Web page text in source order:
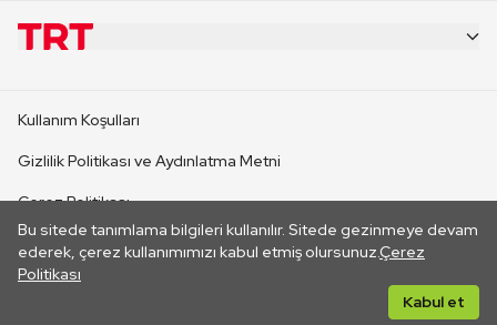
Bu sitede tanımlama bilgileri kullanılır. Sitede gezinmeye devam
ederek, çerez kullanımımızı kabul etmiş olursunuz.Çerez
Politikası
Kabul et
CANLI YAYINLAR
Kullanım Koşulları
Gizlilik Politikası ve Aydınlatma Metni
Çerez Politikası
İletişim
Her hakkı saklıdır. ©2026 TRT. Bağlantı yoluyla gidilen dış